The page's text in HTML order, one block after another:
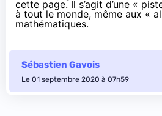
cette page. Il s’agit d’une «
à tout le monde, même aux «
mathématiques.
Sébastien Gavois
Le 01 septembre 2020 à 07h59